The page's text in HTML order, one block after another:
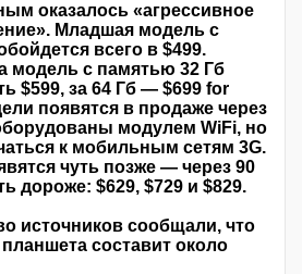
оказалось «агрессивное
Младшая модель с
всего в $499.
модель с памятью 32 Гб
$599, за 64 Гб — $699 for
появятся в продаже через
модулем WiFi, но
к мобильным сетям 3G.
чуть позже — через 90
дороже: $629, $729 и $829.
источников сообщали, что
составит около